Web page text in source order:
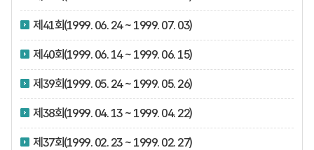
제41회(1999. 06. 24 ~ 1999. 07. 03)
제40회(1999. 06. 14 ~ 1999. 06. 15)
제39회(1999. 05. 24 ~ 1999. 05. 26)
제38회(1999. 04. 13 ~ 1999. 04. 22)
제37회(1999. 02. 23 ~ 1999. 02. 27)